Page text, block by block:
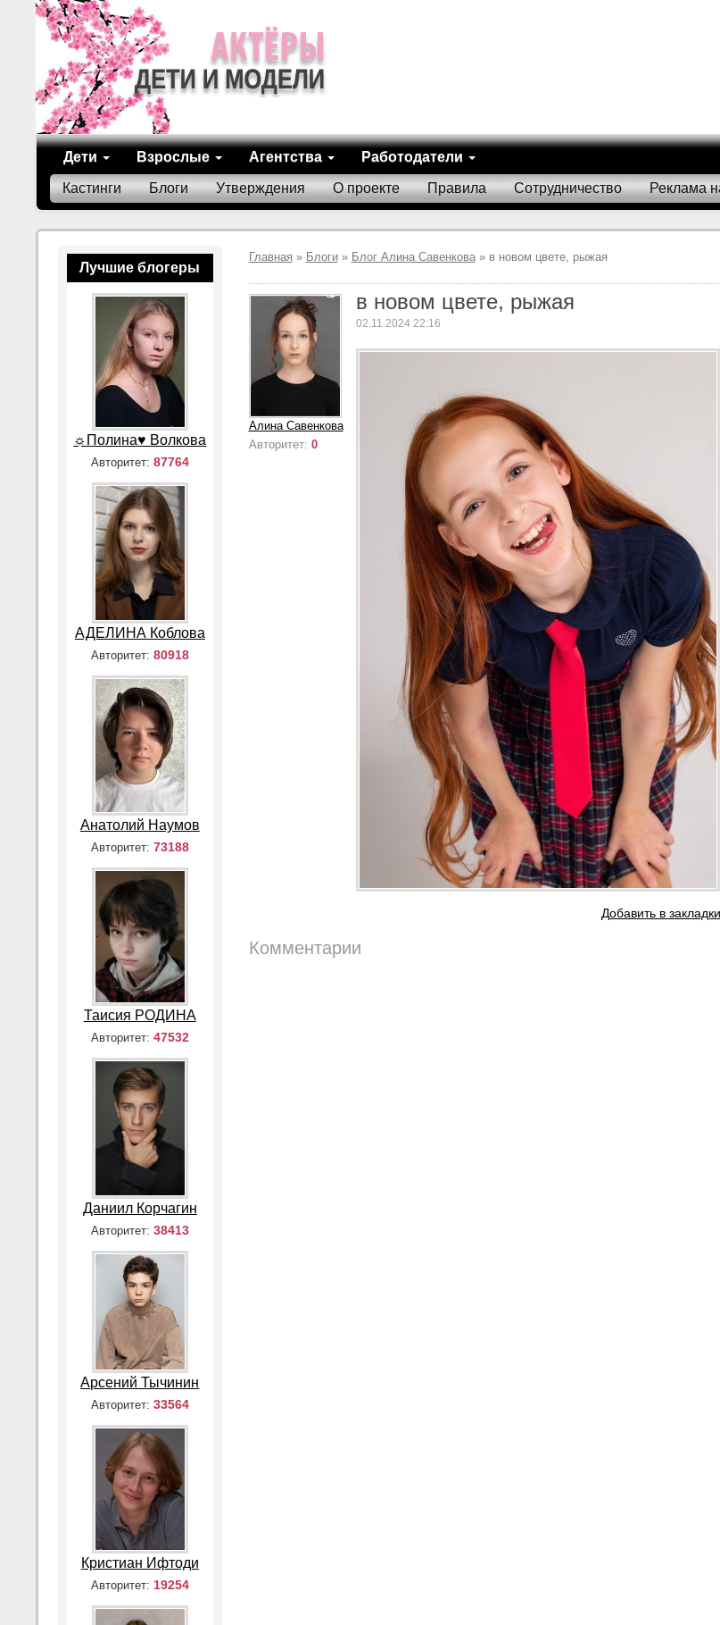
Дети Взрослые Агентства Работодатели
Кастинги Блоги Утверждения О проекте Правила Сотрудничество Реклама
Главная » Блоги» Блог Алина Савенкова» в новом цвете, рыжая
Алина Савенкова
Авторитет: 0
в новом цвете, рыжая
02.11.2024 22:16
Добавить в закладки
Комментарии
Лучшие блогеры
☼Полина♥ Волкова
Авторитет: 87764
АДЕЛИНА Коблова
Авторитет: 80918
Анатолий Наумов
Авторитет: 73188
Таисия РОДИНА
Авторитет: 47532
Даниил Корчагин
Авторитет: 38413
Арсений Тычинин
Авторитет: 33564
Кристиан Ифтоди
Авторитет: 19254